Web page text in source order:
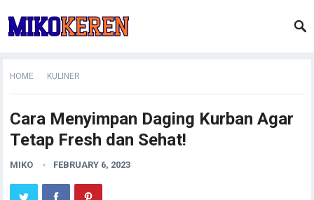
HOME KULINER
Cara Menyimpan Daging Kurban Agar
Tetap Fresh dan Sehat!
MIKO FEBRUARY 6, 2023